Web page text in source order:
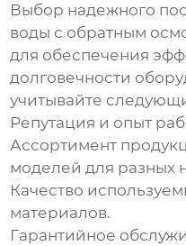
Выбор надежного
воды с обратным
для обеспечения
долговечности
учитывайте
Репутация и опыт
Ассортимент
моделей для разных
Качество
материалов.
Гарантийное